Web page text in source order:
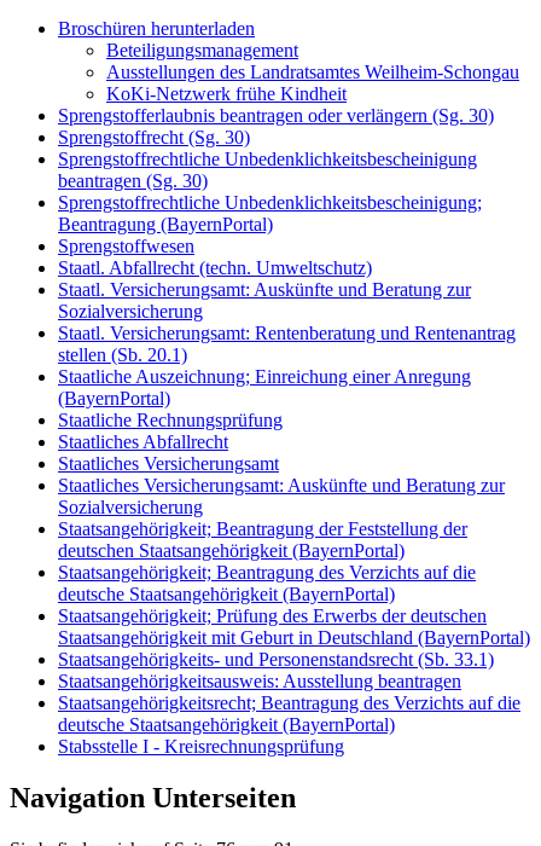
Broschüren herunterladen
Beteiligungsmanagement
Ausstellungen des Landratsamtes Weilheim-Schongau
KoKi-Netzwerk frühe Kindheit
Sprengstofferlaubnis beantragen oder verlängern (Sg. 30)
Sprengstoffrecht (Sg. 30)
Sprengstoffrechtliche Unbedenklichkeitsbescheinigung
beantragen (Sg. 30)
Sprengstoffrechtliche Unbedenklichkeitsbescheinigung;
Beantragung (BayernPortal)
Sprengstoffwesen
Staatl. Abfallrecht (techn. Umweltschutz)
Staatl. Versicherungsamt: Auskünfte und Beratung zur
Sozialversicherung
Staatl. Versicherungsamt: Rentenberatung und Rentenantrag
stellen (Sb. 20.1)
Staatliche Auszeichnung; Einreichung einer Anregung
(BayernPortal)
Staatliche Rechnungsprüfung
Staatliches Abfallrecht
Staatliches Versicherungsamt
Staatliches Versicherungsamt: Auskünfte und Beratung zur
Sozialversicherung
Staatsangehörigkeit; Beantragung der Feststellung der
deutschen Staatsangehörigkeit (BayernPortal)
Staatsangehörigkeit; Beantragung des Verzichts auf die
deutsche Staatsangehörigkeit (BayernPortal)
Staatsangehörigkeit; Prüfung des Erwerbs der deutschen
Staatsangehörigkeit mit Geburt in Deutschland (BayernPortal)
Staatsangehörigkeits- und Personenstandsrecht (Sb. 33.1)
Staatsangehörigkeitsausweis: Ausstellung beantragen
Staatsangehörigkeitsrecht; Beantragung des Verzichts auf die
deutsche Staatsangehörigkeit (BayernPortal)
Stabsstelle I - Kreisrechnungsprüfung
Navigation Unterseiten